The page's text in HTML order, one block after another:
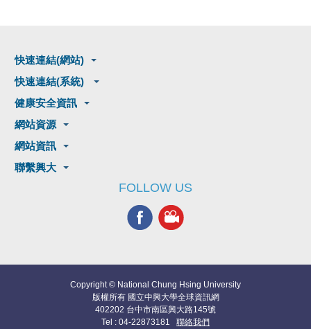
快速連結(網站)
快速連結(系統)
健康安全資訊
網站資源
網站資訊
聯繫興大
FOLLOW US
Copyright © National Chung Hsing University
版權所有 國立中興大學全球資訊網
402202 台中市南區興大路145號
Tel : 04-22873181 聯絡我們